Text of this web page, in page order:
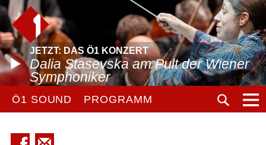
JETZT: DAS Ö1 KONZERT
Dalia Stasevska am Pult der Wiener
Symphoniker
Ö1 SOUND PROGRAMM